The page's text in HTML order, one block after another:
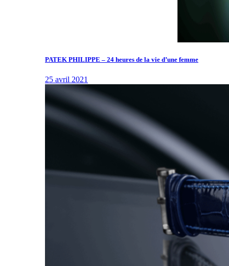
PATEK PHILIPPE – 24 heures de la vie d’une femme
25 avril 2021